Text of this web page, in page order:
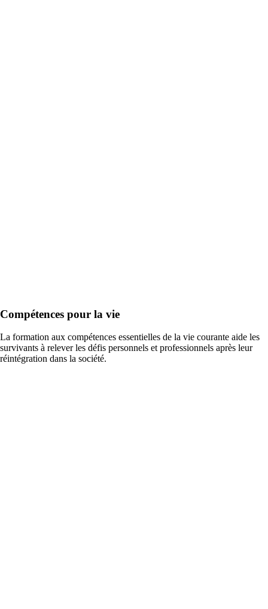
Compétences pour la vie
La formation aux compétences essentielles de la vie courante aide les
survivants à relever les défis personnels et professionnels après leur
réintégration dans la société.